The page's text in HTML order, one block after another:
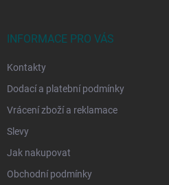
INFORMACE PRO VÁS
Kontakty
Dodací a platební podmínky
Vrácení zboží a reklamace
Slevy
Jak nakupovat
Obchodní podmínky